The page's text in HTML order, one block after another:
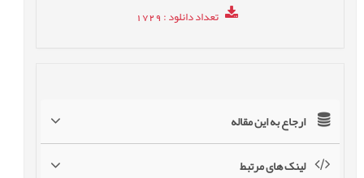
تعداد دانلود: 1729
ارجاع به این مقاله
لینک های مرتبط